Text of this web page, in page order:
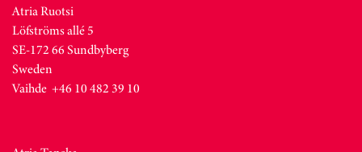
Atria Ruotsi
Löfströms allé 5
SE-172 66 Sundbyberg
Sweden
Vaihde +46 10 482 39 10